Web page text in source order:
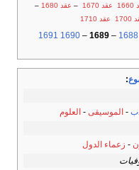
عقد 1670 – عقد 1680
–
عقد 1710
1688
–
1689
–
1690
1691
:
- الموسيقى - العلوم
- زعماء الدول